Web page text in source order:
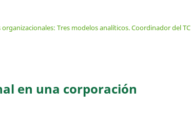
Tres modelos analíticos. Coordinador del TC
en una corporación